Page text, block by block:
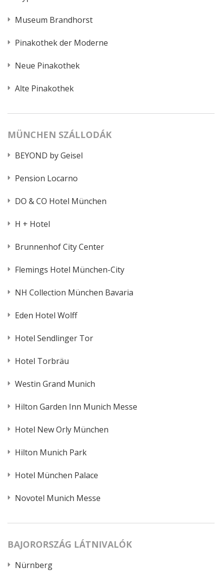
Museum Brandhorst
Pinakothek der Moderne
Neue Pinakothek
Alte Pinakothek
MÜNCHEN SZÁLLODÁK
BEYOND by Geisel
Pension Locarno
DO & CO Hotel München
H + Hotel
Brunnenhof City Center
Flemings Hotel München-City
NH Collection München Bavaria
Eden Hotel Wolff
Hotel Sendlinger Tor
Hotel Torbräu
Westin Grand Munich
Hilton Garden Inn Munich Messe
Hotel New Orly München
Hilton Munich Park
Hotel München Palace
Novotel Munich Messe
BAJORORSZÁG LÁTNIVALÓK
Nürnberg